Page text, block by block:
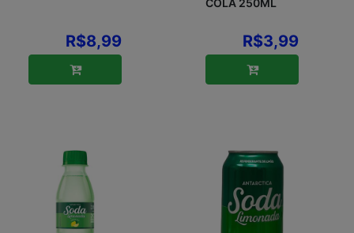
R$8,99 R$3,99